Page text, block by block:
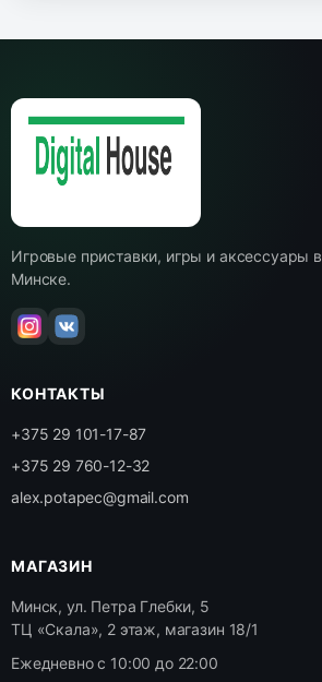
Игровые приставки, игры и аксессуары в
Минске.
КОНТАКТЫ
+375 29 101-17-87
+375 29 760-12-32
alex.potapec@gmail.com
МАГАЗИН
Минск, ул. Петра Глебки, 5
ТЦ «Скала», 2 этаж, магазин 18/1
Ежедневно с 10:00 до 22:00